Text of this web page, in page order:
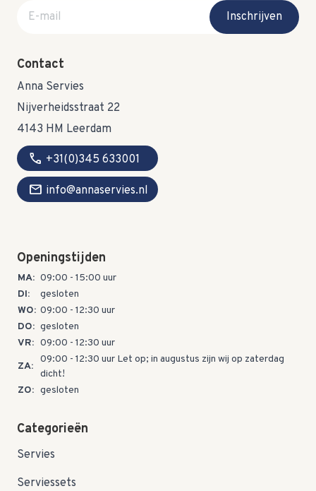
E-mail adres
Inschrijven
Contact
Anna Servies
Nijverheidsstraat 22
4143 HM Leerdam
call +31(0)345 633001
mail info@annaservies.nl
Openingstijden
MA: 09:00 - 15:00 uur
DI:
gesloten
WO: 09:00 - 12:30 uur
DO: gesloten
VR: 09:00 - 12:30 uur
ZA:
09:00 - 12:30 uur Let op; in augustus zijn wij op zaterdag
dicht!
ZO: gesloten
Categorieën
Servies
Serviessets